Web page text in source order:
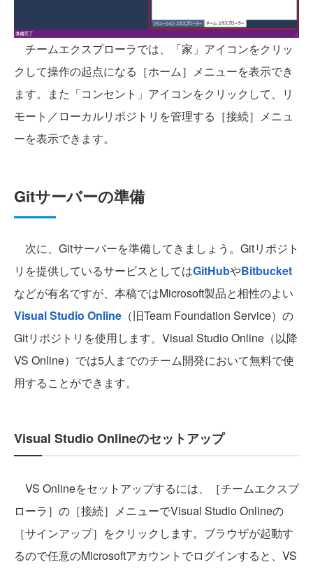
チームエクスプローラでは、「家」 アイコンをクリッ
クして操作の起点になる［ホーム］メニューを表示でき
ます。また「コンセント」アイコンをクリックして、リ
モート／ローカルリポジトリを管理する［接続］メニュ
ーを表示できます。
Gitサーバーの準備
次に、Gitサーバーを準備してきましょう。Gitリポジト
リを提供しているサービスとしてはGitHubやBitbucket
などが有名ですが、本稿ではMicrosoft製品と相性のよい
Visual Studio Online （旧Team Foundation Service） の
Gitリポジトリを使用します。Visual Studio Online（以降
VS Online）では5人までのチーム開発において無料で使
用することができます。
Visual Studio Onlineのセットアップ
VS Onlineをセットアップするには、［チームエクスプ
ローラ］の［接続］メニューでVisual Studio Onlineの
［サインアップ］をクリックします。ブラウザが起動す
るので任意のMicrosoftアカウントでログインすると、VS